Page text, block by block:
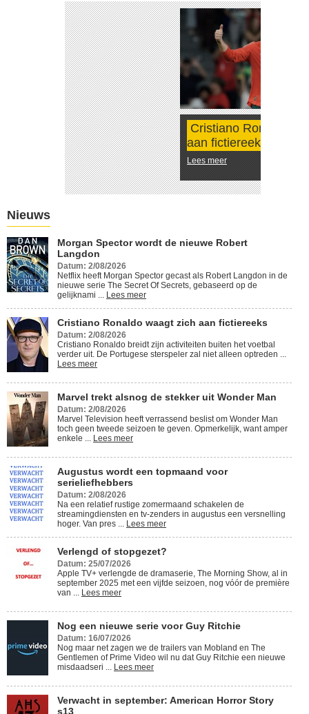
Cristiano Ronaldo waagt zich
aan fictiereeks
Lees meer
Nieuws
Morgan Spector wordt de nieuwe Robert
Langdon
Datum: 2/08/2026
Netflix heeft Morgan Spector gecast als Robert Langdon in de
nieuwe serie The Secret Of Secrets, gebaseerd op de
gelijknami ... Lees meer
Cristiano Ronaldo waagt zich aan fictiereeks
Datum: 2/08/2026
Cristiano Ronaldo breidt zijn activiteiten buiten het voetbal
verder uit. De Portugese sterspeler zal niet alleen optreden ...
Lees meer
Marvel trekt alsnog de stekker uit Wonder Man
Datum: 2/08/2026
Marvel Television heeft verrassend beslist om Wonder Man
toch geen tweede seizoen te geven. Opmerkelijk, want amper
enkele ... Lees meer
Augustus wordt een topmaand voor
serieliefhebbers
Datum: 2/08/2026
Na een relatief rustige zomermaand schakelen de
streamingdiensten en tv-zenders in augustus een versnelling
hoger. Van pres ... Lees meer
Verlengd of stopgezet?
Datum: 25/07/2026
Apple TV+ verlengde de dramaserie, The Morning Show, al in
september 2025 met een vijfde seizoen, nog vóór de première
van ... Lees meer
Nog een nieuwe serie voor Guy Ritchie
Datum: 16/07/2026
Nog maar net zagen we de trailers van Mobland en The
Gentlemen of Prime Video wil nu dat Guy Ritchie een nieuwe
misdaadseri ... Lees meer
Verwacht in september: American Horror Story
s13